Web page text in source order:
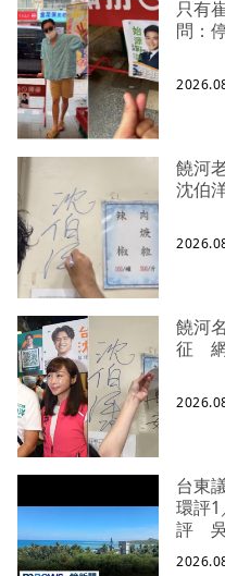
只有
問：
饒河
沈伯
饒河
征 網
台東
環評
評 吳